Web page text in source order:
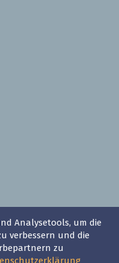
Analysetools, um die
verbessern und die
zu